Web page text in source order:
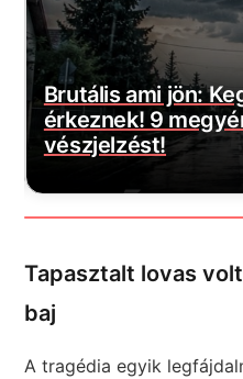
zivatarok
ki a
Tapasztalt lovas
baj
A tragédia egyik